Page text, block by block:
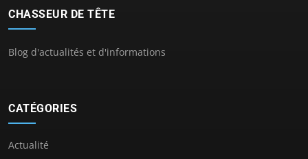
CHASSEUR DE TÊTE
Blog d'actualités et d'informations
CATÉGORIES
Actualité